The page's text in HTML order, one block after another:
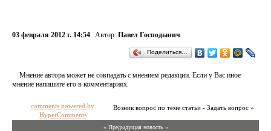
03 февраля 2012 г. 14:54 Автор: Павел Господынич
Поделиться…
Мнение автора может не совпадать с мнением редакции. Если у Вас иное
мнение напишите его в комментариях.
Возник вопрос по теме статьи - Задать вопрос »
comments powered by
HyperComments
« Предыдущая новость «